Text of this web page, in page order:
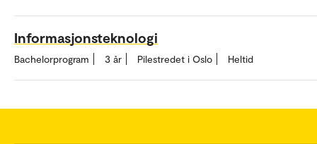
Informasjonsteknologi
Bachelorprogram 3 år Pilestredet i Oslo Heltid